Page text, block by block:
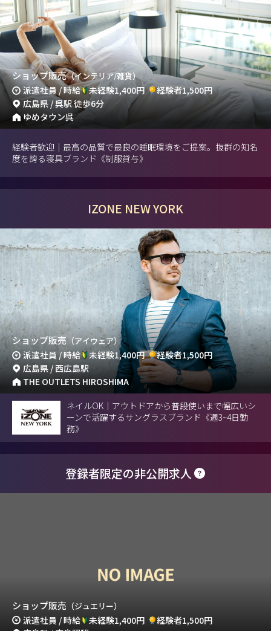
ショップ販売（インテリア/雑貨）
派遣社員 / 時給 未経験1,400円
経験者1,500円
広島県 / 呉駅 徒歩6分
ゆめタウン呉
経験者歓迎｜最高の品質で最良の睡眠環境をご提案。抜群の知名
度を誇る寝具ブランド《制服貸与》
IZONE NEW YORK
ショップ販売（アイウェア）
派遣社員 / 時給 未経験1,400円
経験者1,500円
広島県 / 西広島駅
THE OUTLETS HIROSHIMA
ネイルOK｜アウトドアから普段使いまで幅広いシ
ーンで活躍するサングラスブランド《週3~4日勤
務》
登録者限定の非公開求人
ショップ販売 （ジュエリー）
派遣社員 / 時給 未経験1,400円
経験者1,500円